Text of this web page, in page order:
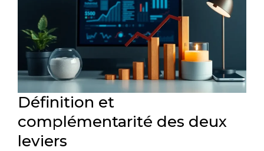
Définition et
complémentarité des deux
leviers